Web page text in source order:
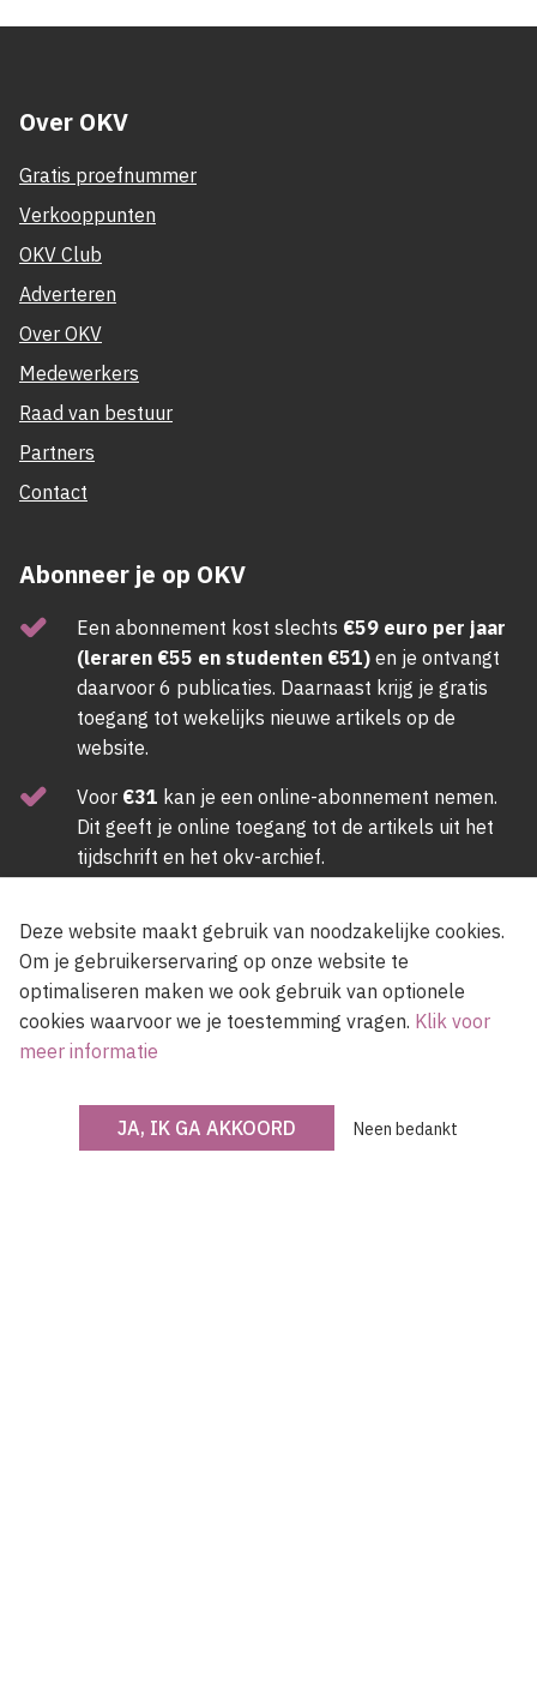
Over OKV
Gratis proefnummer
Verkooppunten
OKV Club
Adverteren
Over OKV
Medewerkers
Raad van bestuur
Partners
Contact
Abonneer je op OKV
Een abonnement kost slechts €59 euro per jaar
(leraren €55 en studenten €51) en je ontvangt
daarvoor 6 publicaties. Daarnaast krijg je gratis
toegang tot wekelijks nieuwe artikels op de
website.
Voor €31 kan je een online-abonnement nemen.
Dit geeft je online toegang tot de artikels uit het
tijdschrift en het okv-archief.
Newsletter
Deze website maakt gebruik van noodzakelijke cookies.
Om je gebruikerservaring op onze website te
optimaliseren maken we ook gebruik van optionele
cookies waarvoor we je toestemming vragen. Klik voor
meer informatie
JA, IK GA AKKOORD Neen bedankt